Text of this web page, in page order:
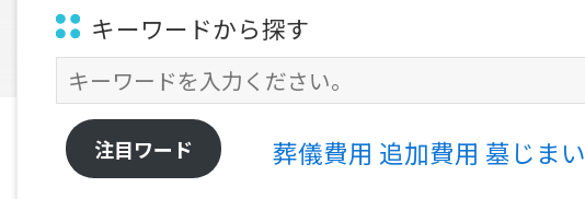
キーワードから探す
注目ワード 葬儀費用 追加費用 墓じまい